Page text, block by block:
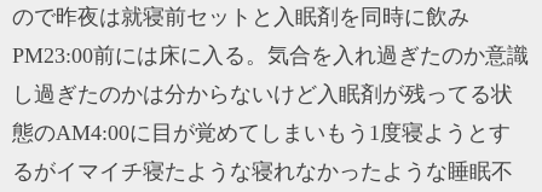
ので昨夜は就寝前セットと入眠剤を同時に飲み
PM23:00前には床に入る。気合を入れ過ぎたのか意識
し過ぎたのかは分からないけど入眠剤が残ってる状
態のAM4:00に目が覚めてしまいもう1度寝ようとす
るがイマイチ寝たような寝れなかったような睡眠不